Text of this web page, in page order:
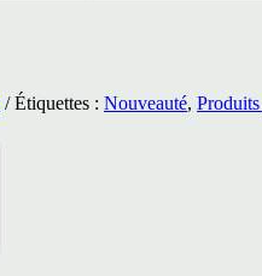
Étiquettes : Nouveauté,